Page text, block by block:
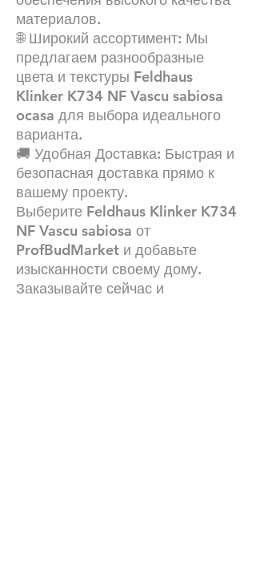
материалов.
🌐 Широкий ассортимент: Мы
предлагаем разнообразные
цвета и текстуры Feldhaus
Klinker K734 NF Vascu sabiosa
ocasa для выбора идеального
варианта.
🚚 Удобная Доставка: Быстрая и
безопасная доставка прямо к
вашему проекту.
Выберите Feldhaus Klinker K734
NF Vascu sabiosa от
ProfBudMarket и добавьте
изысканности своему дому.
Заказывайте сейчас и